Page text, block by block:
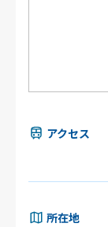
アクセス
所在地